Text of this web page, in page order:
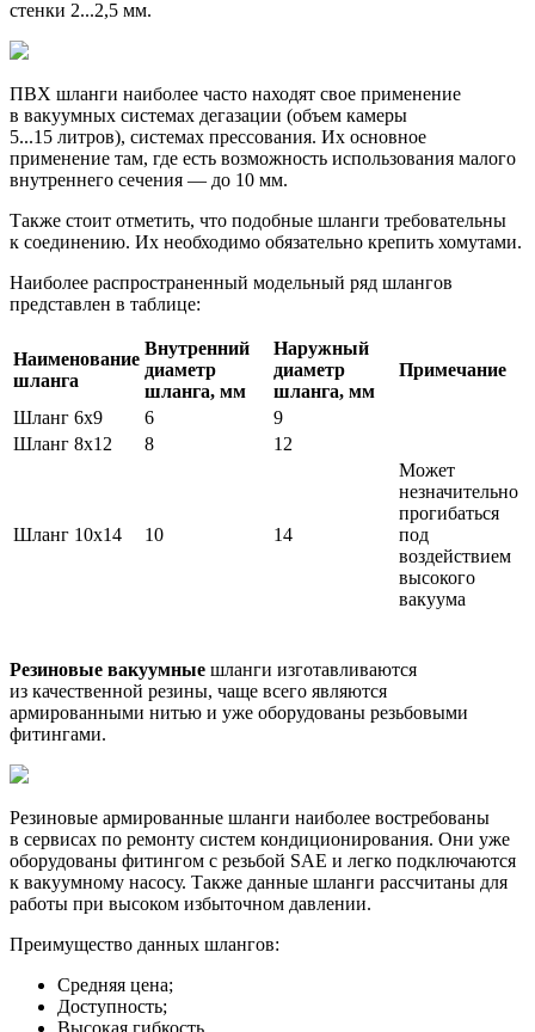
стенки 2...2,5 мм.
ПВХ шланги наиболее часто находят свое применение
в вакуумных системах дегазации (объем камеры
5...15 литров), системах прессования. Их основное
применение там, где есть возможность использования малого
внутреннего сечения — до 10 мм.
Также стоит отметить, что подобные шланги требовательны
к соединению. Их необходимо обязательно крепить хомутами.
Наиболее распространенный модельный ряд шлангов
представлен в таблице:
Наименование
шланга
Внутренний
диаметр
шланга, мм
Наружный
диаметр
шланга, мм
Примечание
Шланг 6х9 6
9
Шланг 8х12
8 12
Шланг 10х14 10 14
Может
незначительно
прогибаться
под
воздействием
высокого
вакуума
Резиновые вакуумные шланги изготавливаются
из качественной резины, чаще всего являются
армированными нитью и уже оборудованы резьбовыми
фитингами.
Резиновые армированные шланги наиболее востребованы
в сервисах по ремонту систем кондиционирования. Они уже
оборудованы фитингом с резьбой SAE и легко подключаются
к вакуумному насосу. Также данные шланги рассчитаны для
работы при высоком избыточном давлении.
Преимущество данных шлангов:
Средняя цена;
Доступность;
Высокая гибкость.